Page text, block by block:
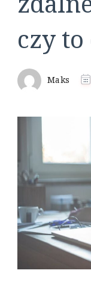
czy to
Maks